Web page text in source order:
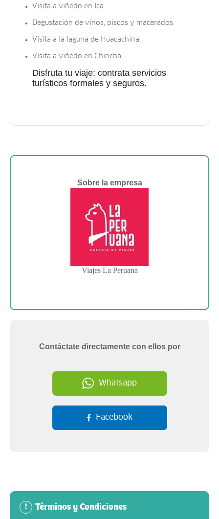
Visita a viñedo en Ica.
Degustación de vinos, piscos y macerados.
Visita a la laguna de Huacachina.
Visita a viñedo en Chincha.
Disfruta tu viaje: contrata servicios
turísticos formales y seguros.
Sobre la empresa
Viajes La Peruana
Contáctate directamente con ellos por
Whatsapp
Facebook
! Términos y Condiciones